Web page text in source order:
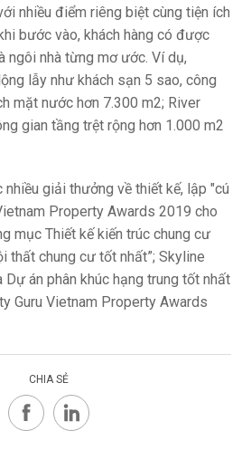
nhiều điểm riêng biệt cùng tiện ích
bước vào, khách hàng có được
ngôi nhà từng mơ ước. Ví dụ,
lẫy như khách sạn 5 sao, công
mặt nước hơn 7.300 m2; River
gian tầng trệt rộng hơn 1.000 m2
nhiều giải thưởng về thiết kế, lập "cú
Property Awards 2019 cho
mục Thiết kế kiến trúc chung cư
thất chung cư tốt nhất”; Skyline
án phân khúc hạng trung tốt nhất
Guru Vietnam Property Awards
CHIA SẺ